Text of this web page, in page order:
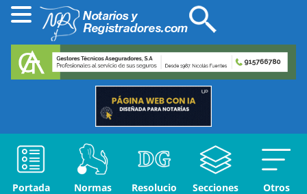
Portada Normas
Resolucio
Secciones Otros